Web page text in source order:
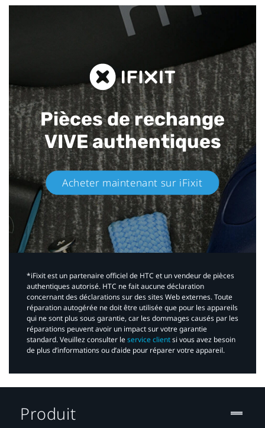
Pièces de rechange
VIVE authentiques​
Acheter maintenant sur iFixit​
*iFixit est un partenaire officiel de HTC et un vendeur de pièces
authentiques autorisé. HTC ne fait aucune déclaration
concernant des déclarations sur des sites Web externes. Toute
réparation autogérée ne doit être utilisée que pour les appareils
qui ne sont plus sous garantie, car les dommages causés par les
réparations peuvent avoir un impact sur votre garantie
standard. Veuillez consulter leservice clientsi vous avez besoin
de plus d’informations ou d’aide pour réparer votre appareil.​
Produit